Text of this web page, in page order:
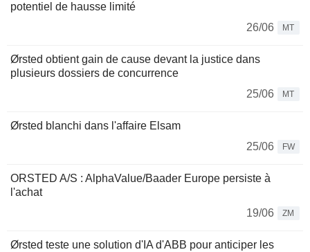
potentiel de hausse limité
26/06
MT
Ørsted obtient gain de cause devant la justice dans
plusieurs dossiers de concurrence
25/06
MT
Ørsted blanchi dans l'affaire Elsam
25/06
FW
ORSTED A/S : AlphaValue/Baader Europe persiste à
l'achat
19/06
ZM
Ørsted teste une solution d'IA d'ABB pour anticiper les